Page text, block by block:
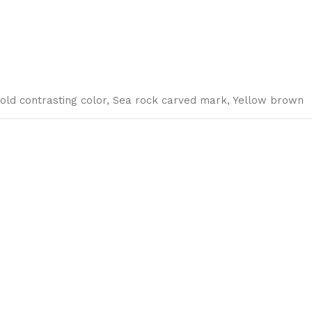
contrasting color, Sea rock carved mark, Yellow brown